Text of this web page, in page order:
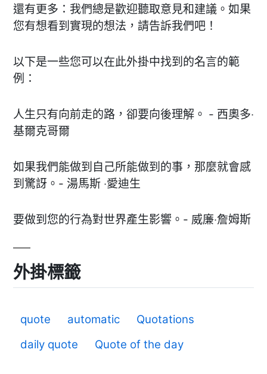
還有更多：我們總是歡迎聽取意見和建議。如果
您有想看到實現的想法，請告訴我們吧！
以下是一些您可以在此外掛中找到的名言的範
例：
人生只有向前走的路，卻要向後理解。 - 西奧多‧
基爾克哥爾
如果我們能做到自己所能做到的事，那麼就會感
到驚訝。- 湯馬斯 ‧愛迪生
要做到您的行為對世界產生影響。- 威廉‧詹姆斯
外掛標籤
quote automatic
Quotations
daily quote
Quote of the day